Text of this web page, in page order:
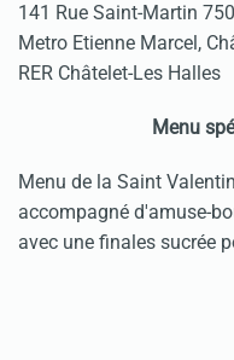
141 Rue Saint-Martin
Metro Etienne Marcel,
RER Châtelet-Les Halles
Menu
Menu de la Saint
accompagné d'amuse-
avec une finales sucrée